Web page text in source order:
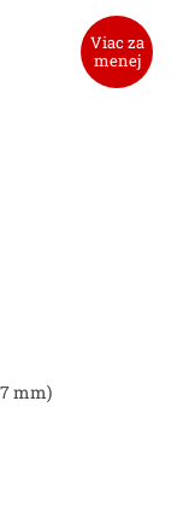
Viac za
menej
mm)